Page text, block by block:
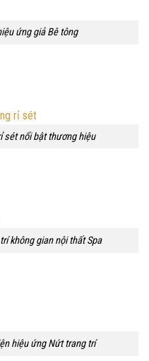
ứng giả Bê tông
sét nổi bật thương hiệu
không gian nội thất Spa
hiệu ứng Nứt trang trí